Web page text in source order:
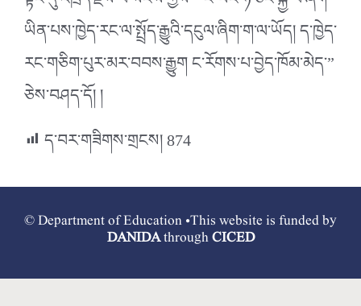
ཡིན་པས་ཁྱེད་རང་ལ་སྤྲོད་རྒྱུའི་དངུལ་ཞིག་ག་ལ་ཡོད། ད་ཁྱེད་
རང་གཅིག་པུར་མར་བབས་རྒྱུག ང་རོགས་པ་བྱེད་ཁོམ་མེད་”
ཅེས་བཤད་དོ། །
ད་བར་གཟིགས་གྲངས།874
© Department of Education •This website is funded by
DANIDAthroughCICED